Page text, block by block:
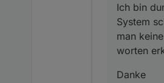
Ich bin
System
man
worten
Danke